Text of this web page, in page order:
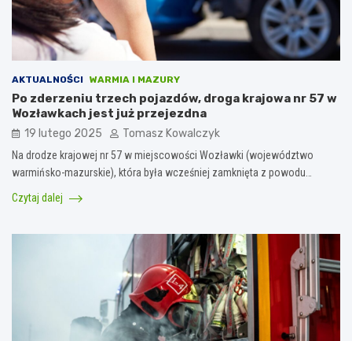
AKTUALNOŚCI WARMIA I MAZURY
Po zderzeniu trzech pojazdów, droga krajowa nr 57 w
Wozławkach jest już przejezdna
19 lutego 2025 Tomasz Kowalczyk
Na drodze krajowej nr 57 w miejscowości Wozławki (województwo
warmińsko-mazurskie), która była wcześniej zamknięta z powodu…
Czytaj dalej